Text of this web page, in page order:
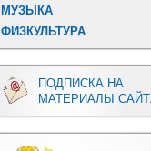
МУЗЫКА
ФИЗКУЛЬТУРА
ПОДПИСКА НА
МАТЕРИАЛЫ